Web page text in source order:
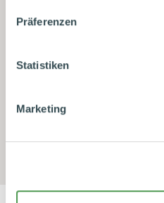
weitere Details zu unseren
oder abstufen. Nähere
Präferenzen
Statistiken
Marketing